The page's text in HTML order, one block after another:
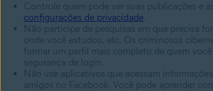
Controle quem pode ver suas publicações e
configurações de privacidade
Não participe de pesquisas em que precisa
onde você estudou, etc. Os criminosos
formar um perfil mais completo de quem
segurança de login.
Não use aplicativos que acessam
amigos no Facebook. Você pode aprender